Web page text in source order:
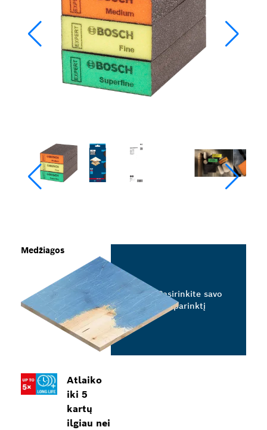
Atlaiko
iki 5
kartų
ilgiau nei
Medžiagos
Pasirinkite savo
parinktį